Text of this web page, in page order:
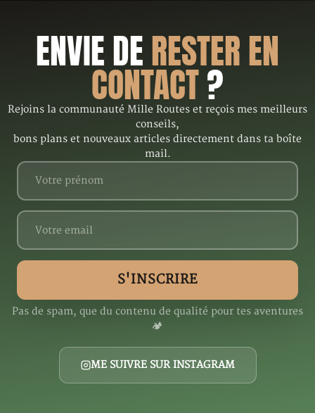
ENVIE DERESTER EN
CONTACT?
Rejoins la communauté Mille Routes et reçois mes meilleurs
conseils,
bons plans et nouveaux articles directement dans ta boîte
mail.
Pas de spam, que du contenu de qualité pour tes aventures
🏕️
ME SUIVRE SUR INSTAGRAM